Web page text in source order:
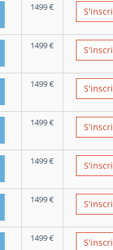
1499€
1499€
1499€
1499€
1499€
1499€
1499€